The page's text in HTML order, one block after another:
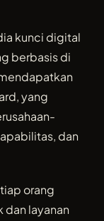
kunci digital
berbasis di
yang
dan
orang
dan layanan